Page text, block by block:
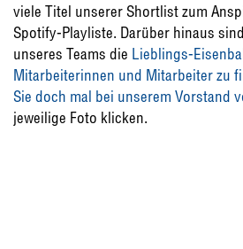
viele Titel unserer Shortlist zum
Spotify-Playliste. Darüber hinaus
unseres Teams die Lieblings-
Mitarbeiterinnen und Mitarbeiter zu
Sie doch mal bei unserem Vorstand
jeweilige Foto klicken.